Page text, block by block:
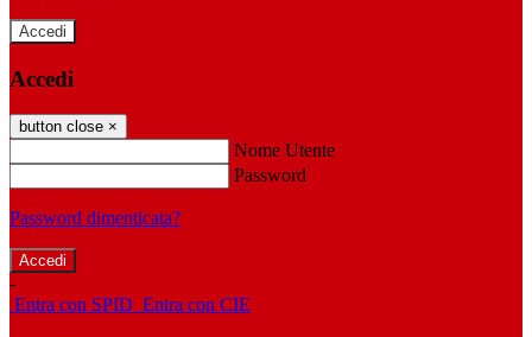
Accedi
Accedi
button close ×
Nome Utente
Password
Password dimenticata?
-
Entra con SPID Entra con CIE